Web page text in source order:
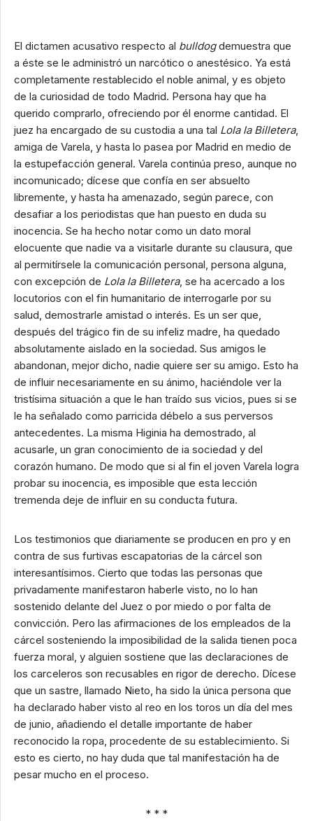
El dictamen acusativo respecto al bulldogdemuestra que
a éste se le administró un narcótico o anestésico. Ya está
completamente restablecido el noble animal, y es objeto
de la curiosidad de todo Madrid. Persona hay que ha
querido comprarlo, ofreciendo por él enorme cantidad. El
juez ha encargado de su custodia a una tal Lola la Billetera,
amiga de Varela, y hasta lo pasea por Madrid en medio de
la estupefacción general. Varela continúa preso, aunque no
incomunicado; dícese que confía en ser absuelto
libremente, y hasta ha amenazado, según parece, con
desafiar a los periodistas que han puesto en duda su
inocencia. Se ha hecho notar como un dato moral
elocuente que nadie va a visitarle durante su clausura, que
al permitírsele la comunicación personal, persona alguna,
con excepción de Lola la Billetera, se ha acercado a los
locutorios con el fin humanitario de interrogarle por su
salud, demostrarle amistad o interés. Es un ser que,
después del trágico fin de su infeliz madre, ha quedado
absolutamente aislado en la sociedad. Sus amigos le
abandonan, mejor dicho, nadie quiere ser su amigo. Esto ha
de influir necesariamente en su ánimo, haciéndole ver la
tristísima situación a que le han traído sus vicios, pues si se
le ha señalado como parricida débelo a sus perversos
antecedentes. La misma Higinia ha demostrado, al
acusarle, un gran conocimiento de ia sociedad y del
corazón humano. De modo que si al fin el joven Varela logra
probar su inocencia, es imposible que esta lección
tremenda deje de influir en su conducta futura.
Los testimonios que diariamente se producen en pro y en
contra de sus furtivas escapatorias de la cárcel son
interesantísimos. Cierto que todas las personas que
privadamente manifestaron haberle visto, no lo han
sostenido delante del Juez o por miedo o por falta de
convicción. Pero las afirmaciones de los empleados de la
cárcel sosteniendo la imposibilidad de la salida tienen poca
fuerza moral, y alguien sostiene que las declaraciones de
los carceleros son recusables en rigor de derecho. Dícese
que un sastre, llamado Nieto, ha sido la única persona que
ha declarado haber visto al reo en los toros un día del mes
de junio, añadiendo el detalle importante de haber
reconocido la ropa, procedente de su establecimiento. Si
esto es cierto, no hay duda que tal manifestación ha de
pesar mucho en el proceso.
* * *